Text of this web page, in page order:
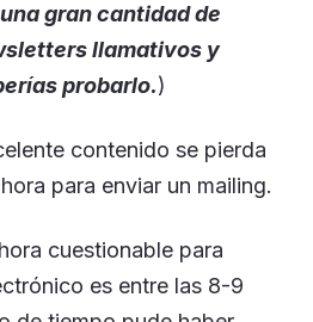
gran cantidad de
llamativos y
probarlo.)
contenido se pierda
para enviar un mailing.
cuestionable para
es entre las 8-9